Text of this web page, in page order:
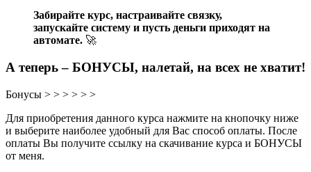
Забирайте курс, настраивайте связку,
запускайте систему и пусть деньги приходят на
автомате. 🚀
А теперь – БОНУСЫ, налетай, на всех не хватит!
Бонусы > > > > > >
Для приобретения данного курса нажмите на кнопочку ниже
и выберите наиболее удобный для Вас способ оплаты. После
оплаты Вы получите ссылку на скачивание курса и БОНУСЫ
от меня.